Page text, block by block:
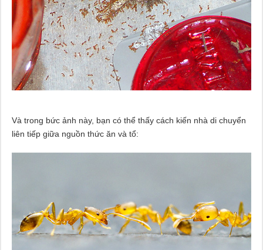
Và trong bức ảnh này, bạn có thể thấy cách kiến ​​nhà di chuyển
liên tiếp giữa nguồn thức ăn và tổ: